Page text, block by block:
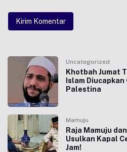
Uncategorized
Khotbah Jumat
Islam
Palestina
Mamuju
Raja Mamuju
Usulkan Kapal
Jam!